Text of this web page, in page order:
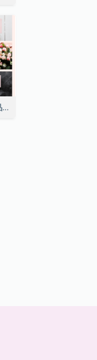
粉色花卉照片情人節快樂禮品卡